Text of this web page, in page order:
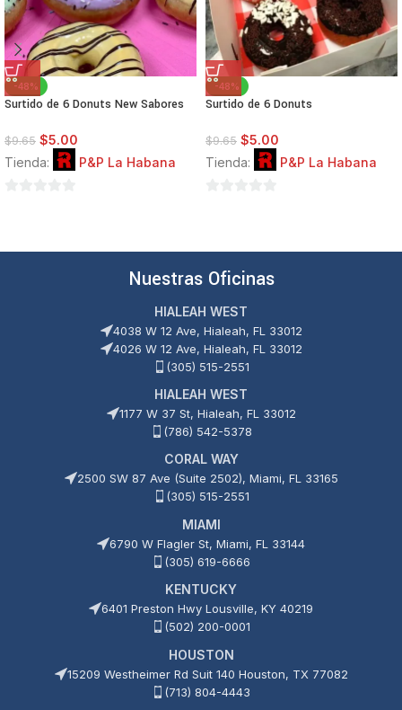
-48%
Surtido de 6 Donuts New Sabores
$9.65 $5.00
Tienda:
P&P La Habana
-48%
Surtido de 6 Donuts
$9.65 $5.00
Tienda:
P&P La Habana
Nuestras Oficinas
HIALEAH WEST
4038 W 12 Ave, Hialeah, FL 33012
4026 W 12 Ave, Hialeah, FL 33012
(305) 515-2551
HIALEAH WEST
1177 W 37 St, Hialeah, FL 33012
(786) 542-5378
CORAL WAY
2500 SW 87 Ave (Suite 2502), Miami, FL 33165
(305) 515-2551
MIAMI
6790 W Flagler St, Miami, FL 33144
(305) 619-6666
KENTUCKY
6401 Preston Hwy Lousville, KY 40219
(502) 200-0001
HOUSTON
15209 Westheimer Rd Suit 140 Houston, TX 77082
(713) 804-4443